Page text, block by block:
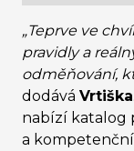
„Teprve ve
pravidly a
odměňování,
dodává Vrtiška
nabízí katalog
a